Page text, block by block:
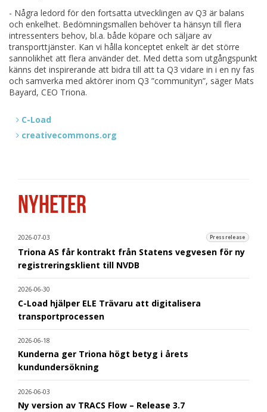
- Några ledord för den fortsatta utvecklingen av Q3 är balans
och enkelhet. Bedömningsmallen behöver ta hänsyn till flera
intressenters behov, bl.a. både köpare och säljare av
transporttjänster. Kan vi hålla konceptet enkelt är det större
sannolikhet att flera använder det. Med detta som utgångspunkt
känns det inspirerande att bidra till att ta Q3 vidare in i en ny fas
och samverka med aktörer inom Q3 ”communityn”, säger Mats
Bayard, CEO Triona.
C-Load
creativecommons.org
NYHETER
2026-07-03 Pressrelease
Triona AS får kontrakt från Statens vegvesen för ny
registreringsklient till NVDB
2026-06-30
C-Load hjälper ELE Trävaru att digitalisera
transportprocessen
2026-06-18
Kunderna ger Triona högt betyg i årets
kundundersökning
2026-06-03
Ny version av TRACS Flow – Release 3.7